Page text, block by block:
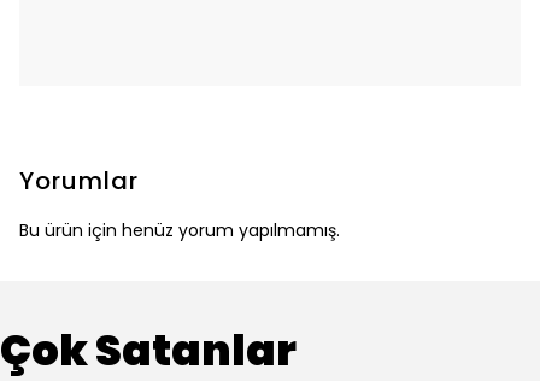
Yorumlar
Bu ürün için henüz yorum yapılmamış.
Çok Satanlar